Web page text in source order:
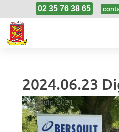
02 35 76 38 65
2024.06.23
24, Juin, 2024